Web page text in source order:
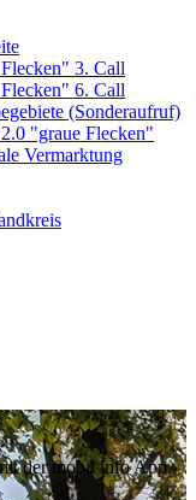
3. Call
6. Call
(Sonderaufruf)
"graue Flecken"
Vermarktung
der mobil info App -